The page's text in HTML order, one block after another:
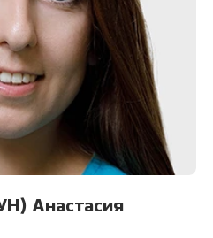
Анастасия